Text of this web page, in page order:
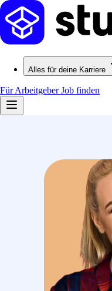
Alles für deine Karriere
Für ArbeitgeberJob finden